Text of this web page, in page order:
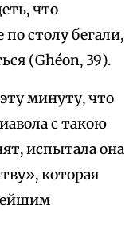
что
столу бегали,
(Ghéon, 39).
минуту, что
с такою
испытала она
которая